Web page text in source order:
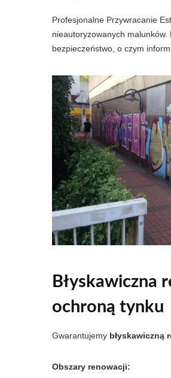
Profesjonalne Przywracanie
nieautoryzowanych malunków.
bezpieczeństwo, o czym
Błyskawiczna
ochroną tynku
Gwarantujemy błyskawiczną
Obszary renowacji: